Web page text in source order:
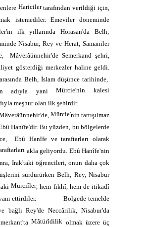
Haricilertarafından verildiği için,
istemediler. Emeviler döneminde
ilk yıllarında Horasan'da Belh;
Nisabur, Rey ve Herat; Samaniler
Mâverâünnehir'de Semerkand şehri,
gösterdiği merkezler haline geldi.
Belh, İslam düşünce tarihinde,
adıyla yaniMürcie'nin kalesi
meşhur olan ilk şehirdir.
Mürcie'nin tartışılmaz
Hanîfe'dir. Bu yüzden, bu bölgelerde
Ebû Hanîfe ve taraftarları olarak
akla geliyordu. Ebû Hanîfe'nin
Irak'taki öğrencileri, onun daha çok
sürdürürken Belh, Rey, Nisabur
Mürciîler, hem fıkhî, hem de itikadî
ettirdiler.
Bölgede temelde
bağlı Rey'de Neccârilik, Nisabur'da
Mâtürîdilik olmak üzere üç